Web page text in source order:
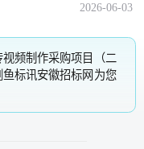
2026-06-03
视频制作采购项目（二
标讯安徽招标网为您